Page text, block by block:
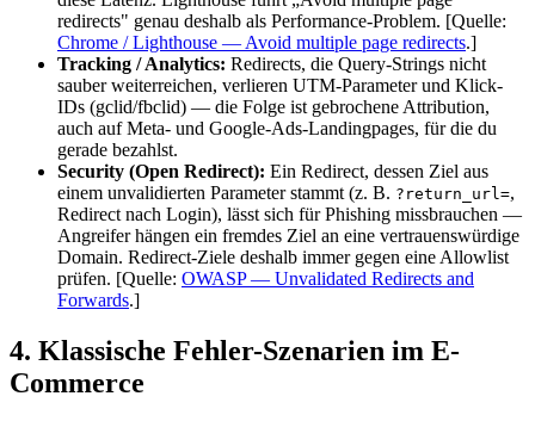
redirects" genau deshalb als Performance-Problem. [Quelle:
Chrome / Lighthouse — Avoid multiple page redirects.]
Tracking / Analytics: Redirects, die Query-Strings nicht
sauber weiterreichen, verlieren UTM-Parameter und Klick-
IDs (gclid/fbclid) — die Folge ist gebrochene Attribution,
auch auf Meta- und Google-Ads-Landingpages, für die du
gerade bezahlst.
Security (Open Redirect): Ein Redirect, dessen Ziel aus
einem unvalidierten Parameter stammt (z. B. ?return_url=,
Redirect nach Login), lässt sich für Phishing missbrauchen —
Angreifer hängen ein fremdes Ziel an eine vertrauenswürdige
Domain. Redirect-Ziele deshalb immer gegen eine Allowlist
prüfen. [Quelle: OWASP — Unvalidated Redirects and
Forwards.]
4. Klassische Fehler-Szenarien im E-
Commerce